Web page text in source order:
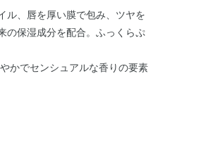
ル、唇を厚い膜で包み、ツヤを
の保湿成分を配合。ふっくらぷ
かでセンシュアルな香りの要素